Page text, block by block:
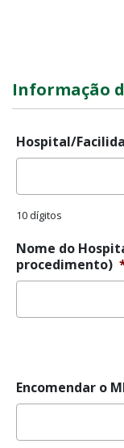
Informação
Hospital/
10 dígitos
Nome do
procedimento)
Encomendar o